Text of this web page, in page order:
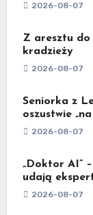
2026-08-07
Z aresztu do
kradzieży
2026-08-07
Seniorka z
oszustwie
2026-08-07
„Doktor AI”
udają
2026-08-07